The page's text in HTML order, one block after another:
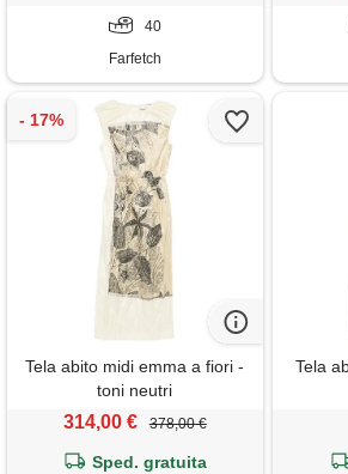
40
Farfetch
Tela abito midi emma a fiori -
toni neutri
314,00 € 378,00 €
Sped. gratuita
Tela